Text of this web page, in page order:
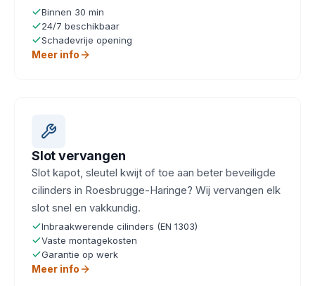
Binnen 30 min
24/7 beschikbaar
Schadevrije opening
Meer info
Slot vervangen
Slot kapot, sleutel kwijt of toe aan beter beveiligde
cilinders in Roesbrugge-Haringe? Wij vervangen elk
slot snel en vakkundig.
Inbraakwerende cilinders (EN 1303)
Vaste montagekosten
Garantie op werk
Meer info